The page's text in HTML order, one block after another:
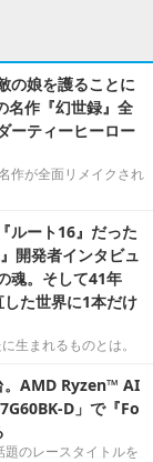
の娘を護ることに
名作『幻世録』全
ーティーヒーロー
作が全面リメイクされ
ルート16』だった
開発者インタビュ
魂。そして41年
た世界に1本だけ
生まれるものとは。
。AMD Ryzen™ AI
D」で『Fo
のレースタイトルを